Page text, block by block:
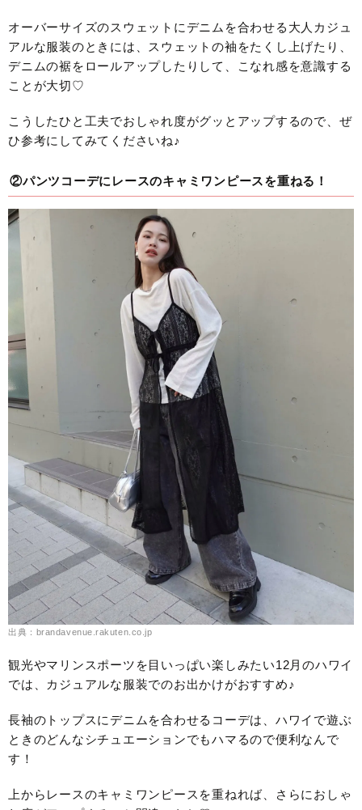
オーバーサイズのスウェットにデニムを合わせる大人カジュ
アルな服装のときには、スウェットの袖をたくし上げたり、
デニムの裾をロールアップしたりして、こなれ感を意識する
ことが大切♡
こうしたひと工夫でおしゃれ度がグッとアップするので、ぜ
ひ参考にしてみてくださいね♪
②パンツコーデにレースのキャミワンピースを重ねる！
出典：brandavenue.rakuten.co.jp
観光やマリンスポーツを目いっぱい楽しみたい12月のハワイ
では、カジュアルな服装でのお出かけがおすすめ♪
長袖のトップスにデニムを合わせるコーデは、ハワイで遊ぶ
ときのどんなシチュエーションでもハマるので便利なんで
す！
上からレースのキャミワンピースを重ねれば、さらにおしゃ